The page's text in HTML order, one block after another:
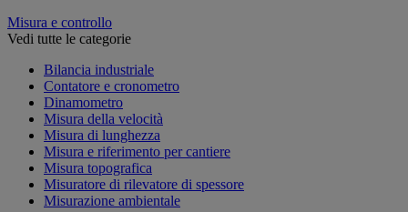
Misura e controllo
Vedi tutte le categorie
Bilancia industriale
Contatore e cronometro
Dinamometro
Misura della velocità
Misura di lunghezza
Misura e riferimento per cantiere
Misura topografica
Misuratore di rilevatore di spessore
Misurazione ambientale